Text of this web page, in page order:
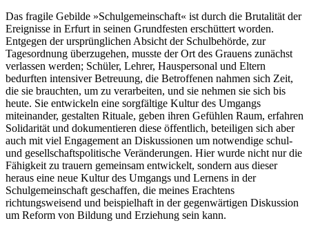
Das fragile Gebilde »Schulgemeinschaft« ist durch die Brutalität der
Ereignisse in Erfurt in seinen Grundfesten erschüttert worden.
Entgegen der ursprünglichen Absicht der Schulbehörde, zur
Tagesordnung überzugehen, musste der Ort des Grauens zunächst
verlassen werden; Schüler, Lehrer, Hauspersonal und Eltern
bedurften intensiver Betreuung, die Betroffenen nahmen sich Zeit,
die sie brauchten, um zu verarbeiten, und sie nehmen sie sich bis
heute. Sie entwickeln eine sorgfältige Kultur des Umgangs
miteinander, gestalten Rituale, geben ihren Gefühlen Raum, erfahren
Solidarität und dokumentieren diese öffentlich, beteiligen sich aber
auch mit viel Engagement an Diskussionen um notwendige schul-
und gesellschaftspolitische Veränderungen. Hier wurde nicht nur die
Fähigkeit zu trauern gemeinsam entwickelt, sondern aus dieser
heraus eine neue Kultur des Umgangs und Lernens in der
Schulgemeinschaft geschaffen, die meines Erachtens
richtungsweisend und beispielhaft in der gegenwärtigen Diskussion
um Reform von Bildung und Erziehung sein kann.